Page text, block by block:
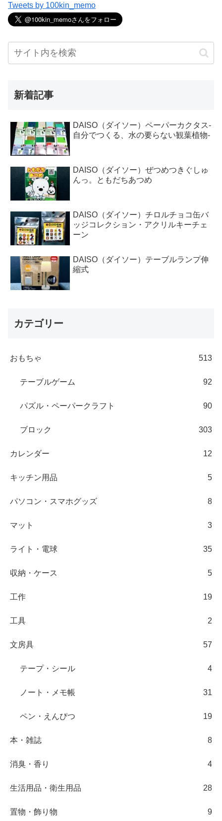
Tweets by 100kin_memo
新着記事
DAISO（ダイソー）ペーパーカクタス-
自分でつくる、水の要らない観葉植物-
DAISO（ダイソー）ぜつめつきぐしゅ
んっ。ともだちあつめ
DAISO（ダイソー）チロルチョコ缶バ
ッジコレクション・アクリルキーチェ
ーン
DAISO（ダイソー）テーブルランプ伸
縮式
カテゴリー
おもちゃ 513
テーブルゲーム 92
パズル・ペーパークラフト 90
ブロック 303
カレンダー 12
キッチン用品 5
パソコン・スマホグッズ 8
マット 3
ライト・電球 35
収納・ケース 5
工作 19
工具 2
文房具 57
テープ・シール 4
ノート・メモ帳 31
ペン・えんぴつ 19
本・雑誌 8
消臭・香り 4
生活用品・衛生用品 28
置物・飾り物 9